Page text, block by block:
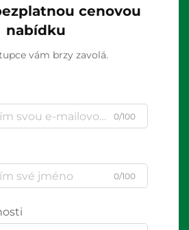
cenovou
nabídku
vám brzy zavolá.
0/100
0/100